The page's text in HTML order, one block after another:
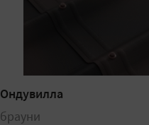
Ондувилла
брауни